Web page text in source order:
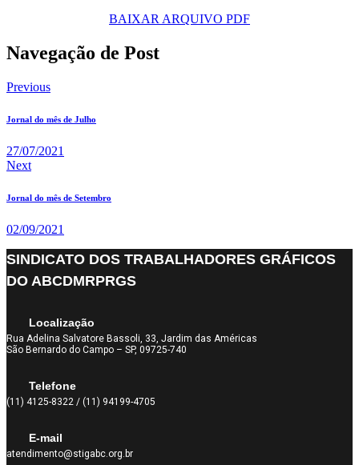
BAIXAR ARQUIVO PDF
Navegação de Post
Previous
Jornal do mês de Julho
27/07/2021
Next
Jornal do mês de Setembro
02/09/2021
SINDICATO DOS TRABALHADORES GRÁFICOS
DO ABCDMRPRGS
Localização
Rua Adelina Salvatore Bassoli, 33, Jardim das Américas
São Bernardo do Campo – SP, 09725-740
Telefone
(11) 4125-8322 / (11) 94199-4705
E-mail
atendimento@stigabc.org.br